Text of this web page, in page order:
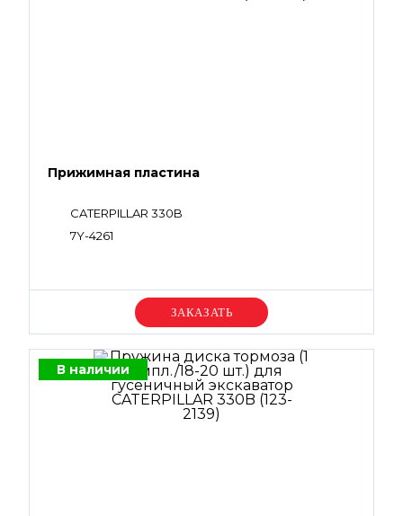
Прижимная пластина
CATERPILLAR 330B
7Y-4261
Уточняйте цену
В наличии